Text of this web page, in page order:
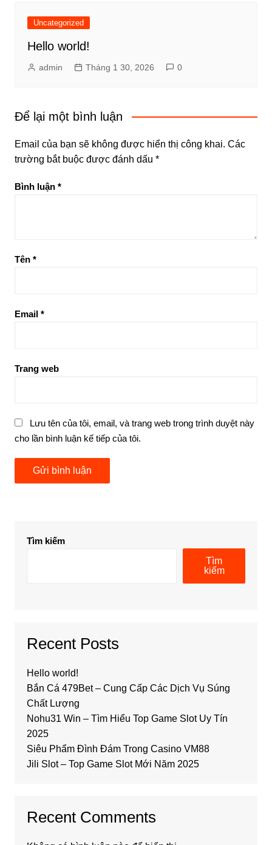
Uncategorized
Hello world!
admin Tháng 1 30, 2026 0
Để lại một bình luận
Email của bạn sẽ không được hiển thị công khai. Các
trường bắt buộc được đánh dấu *
Bình luận *
Tên *
Email *
Trang web
Lưu tên của tôi, email, và trang web trong trình duyệt này
cho lần bình luận kế tiếp của tôi.
Tìm kiếm
Tìm
kiếm
Recent Posts
Hello world!
Bắn Cá 479Bet – Cung Cấp Các Dịch Vụ Súng
Chất Lượng
Nohu31 Win – Tìm Hiểu Top Game Slot Uy Tín
2025
Siêu Phẩm Đình Đám Trong Casino VM88
Jili Slot – Top Game Slot Mới Năm 2025
Recent Comments